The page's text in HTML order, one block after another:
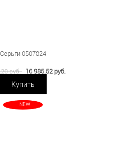
Серьги 0507824
руб. 16 985.52 руб.
Купить
NEW